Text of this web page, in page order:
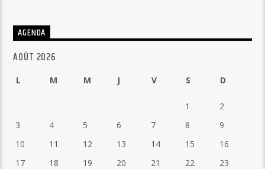
AGENDA
AOÛT 2026
L M M J V S D
1
2
3
4 5 6 7 8
9
10
11 12 13 14 15
16
17
18 19 20 21 22
23